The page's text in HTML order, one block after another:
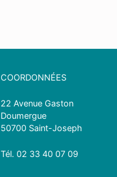
COORDONNÉES
22 Avenue Gaston
Doumergue
50700 Saint-Joseph
Tél. 02 33 40 07 09